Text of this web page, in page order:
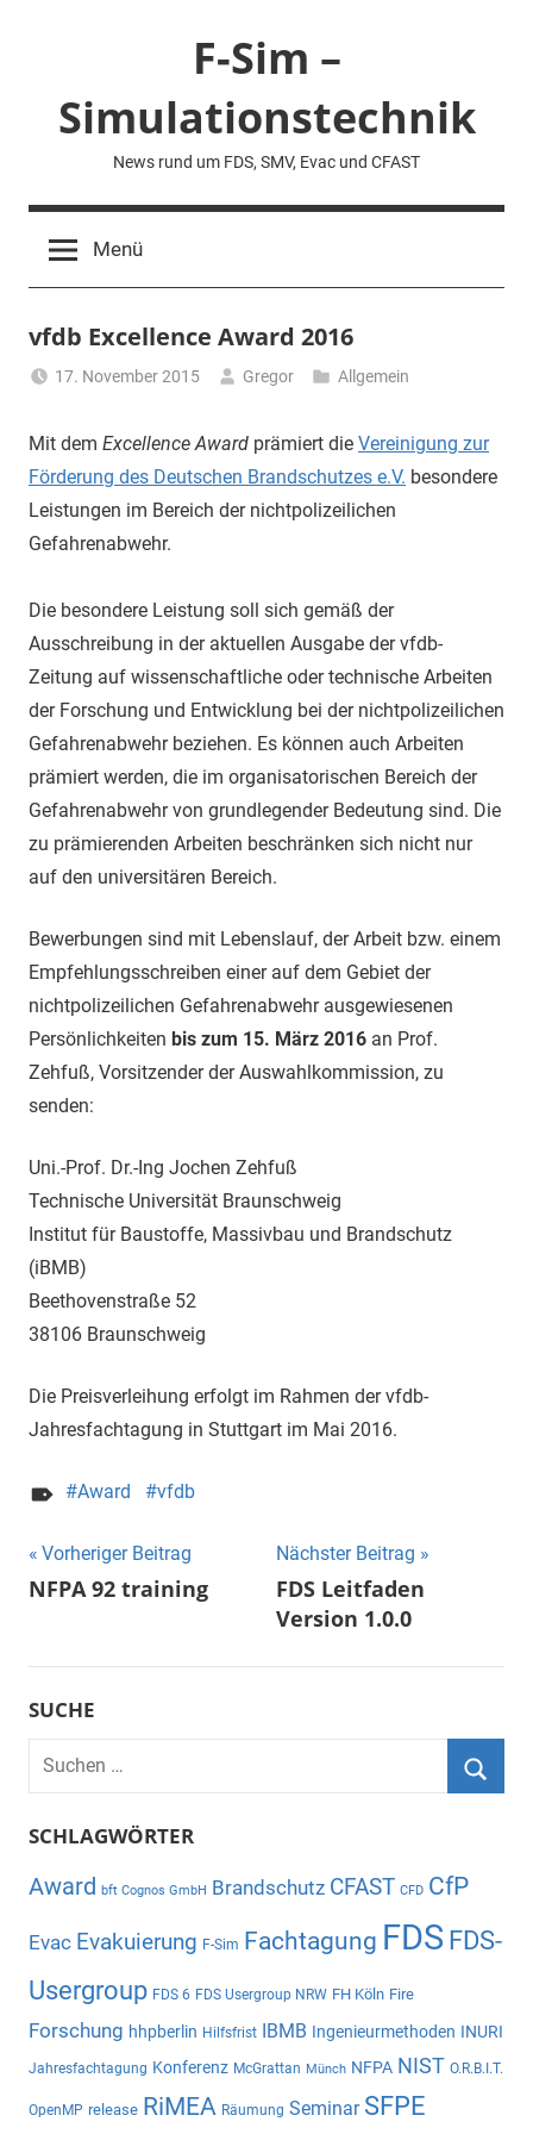
F-Sim –
Simulationstechnik
News rund um FDS, SMV, Evac und CFAST
Menü
vfdb Excellence Award 2016
17. November 2015 Gregor Allgemein
Mit dem Excellence Award prämiert die Vereinigung zur
Förderung des Deutschen Brandschutzes e.V. besondere
Leistungen im Bereich der nichtpolizeilichen
Gefahrenabwehr.
Die besondere Leistung soll sich gemäß der
Ausschreibung in der aktuellen Ausgabe der vfdb-
Zeitung auf wissenschaftliche oder technische Arbeiten
der Forschung und Entwicklung bei der nichtpolizeilichen
Gefahrenabwehr beziehen. Es können auch Arbeiten
prämiert werden, die im organisatorischen Bereich der
Gefahrenabwehr von grundlegender Bedeutung sind. Die
zu prämierenden Arbeiten beschränken sich nicht nur
auf den universitären Bereich.
Bewerbungen sind mit Lebenslauf, der Arbeit bzw. einem
Empfehlungsschreiben einer auf dem Gebiet der
nichtpolizeilichen Gefahrenabwehr ausgewiesenen
Persönlichkeiten bis zum 15. März 2016 an Prof.
Zehfuß, Vorsitzender der Auswahlkommission, zu
senden:
Uni.-Prof. Dr.-Ing Jochen Zehfuß
Technische Universität Braunschweig
Institut für Baustoffe, Massivbau und Brandschutz
(iBMB)
Beethovenstraße 52
38106 Braunschweig
Die Preisverleihung erfolgt im Rahmen der vfdb-
Jahresfachtagung in Stuttgart im Mai 2016.
Award vfdb
Beitragsnavigation
Vorheriger Beitrag
NFPA 92 training
Nächster Beitrag
FDS Leitfaden
Version 1.0.0
SUCHE
Suchen
nach:
SCHLAGWÖRTER
Award bft Cognos GmbH Brandschutz CFAST CFD CfP
Evac Evakuierung F-Sim Fachtagung FDS FDS-
Usergroup FDS 6 FDS Usergroup NRW FH Köln Fire
Forschung hhpberlin Hilfsfrist IBMB Ingenieurmethoden INURI
Jahresfachtagung Konferenz McGrattan Münch NFPA NIST O.R.B.I.T.
OpenMP release RiMEA Räumung Seminar SFPE